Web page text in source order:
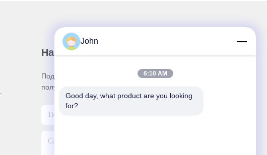
Наша рассылка
Подпишитесь на нашу информационную рассылку для
получения скидок и прочего.
John
6:10 AM
Good day, what product are you looking
for?